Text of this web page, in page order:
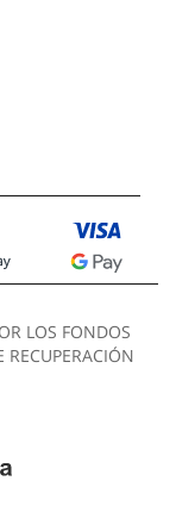
LOS FONDOS